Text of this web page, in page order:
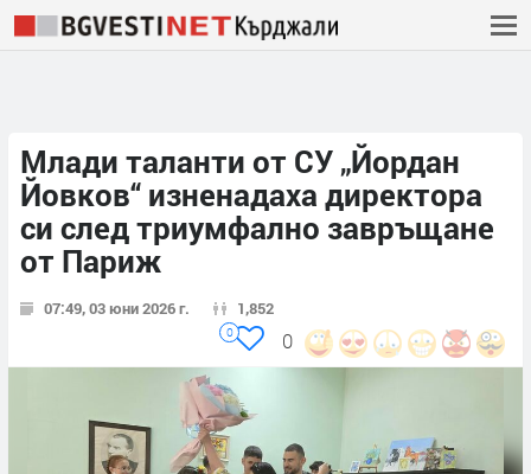
Млади таланти от СУ „Йордан
Йовков“ изненадаха директора
си след триумфално завръщане
от Париж
07:49, 03 юни 2026 г. 1,852
0
0